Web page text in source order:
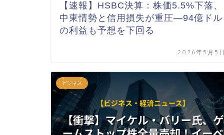
【速報】HSBC決算：株価5.5%下落、
中東情勢と信用損失が重圧—94億ドル
の利益も予想を下回る
2026年5月5
ビジネス